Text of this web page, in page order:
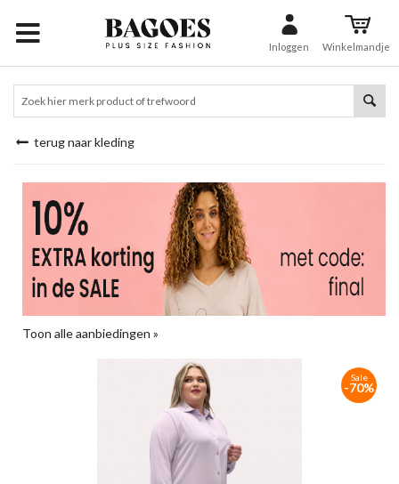
Inloggen Winkelmandje
terug naar kleding
Toon alle aanbiedingen »
Sale
-70%